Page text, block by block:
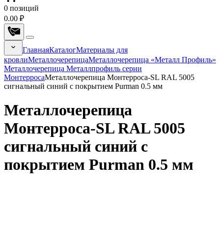
0 позиций
0.00 ₽
ГлавнаяКаталогМатериалы для
кровлиМеталлочерепицаМеталлочерепица «Металл Профиль»
Металлочерепица Металлпрофиль серии
МонтерросаМеталлочерепица Монтерроса-SL RAL 5005
сигнальный синий с покрытием Purman 0.5 мм
Металлочерепица
Монтерроса-SL RAL 5005
сигнальный синий с
покрытием Purman 0.5 мм